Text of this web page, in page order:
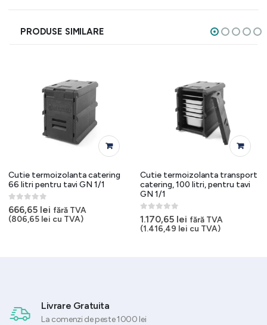
PRODUSE SIMILARE
Cutie termoizolanta catering
66 litri pentru tavi GN 1/1
0out of 5
666,65 lei fără TVA
(806,65 lei cu TVA)
Cutie termoizolanta transport
catering, 100 litri, pentru tavi
GN 1/1
0 out of 5
1.170,65 lei fără TVA
(1.416,49 lei cu TVA)
Livrare Gratuita
La comenzi de peste 1000 lei